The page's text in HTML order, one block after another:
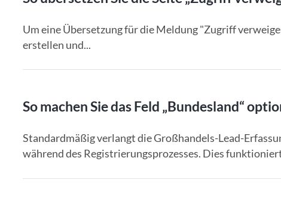
Um eine Übersetzung für die Meldung "Zugriff
erstellen und...
So machen Sie das Feld „Bundesland“
Standardmäßig verlangt die Großhandels-Lead-
während des Registrierungsprozesses. Dies